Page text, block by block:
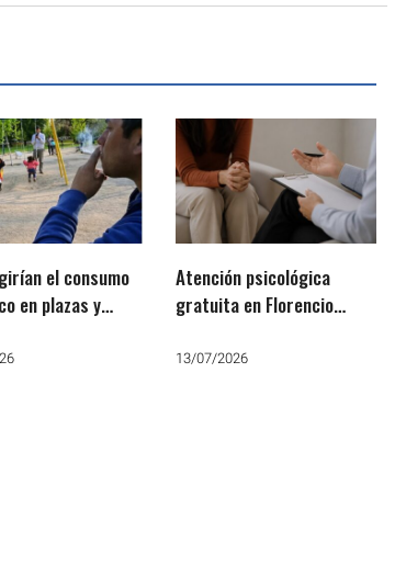
el consumo
y
Atención psicológica
gratuita en Florencio
13/07/2026